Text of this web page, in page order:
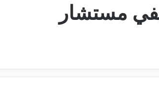
مستشار